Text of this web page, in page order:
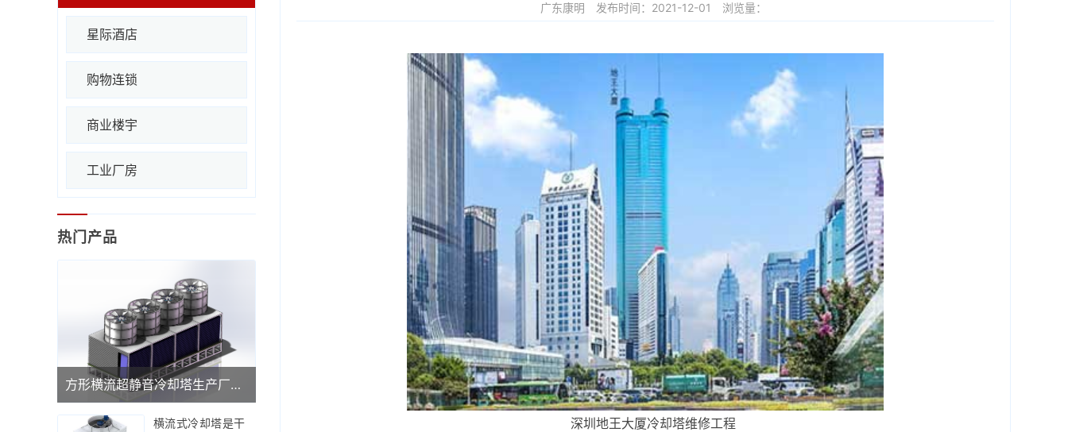
星际酒店
购物连锁
商业楼宇
工业厂房
热门产品
方形横流超静音冷却塔生产厂家(广东品牌冷却塔厂家)
横流式冷却塔是干
广东康明 发布时间：2021-12-01 浏览量：
深圳地王大厦冷却塔维修工程